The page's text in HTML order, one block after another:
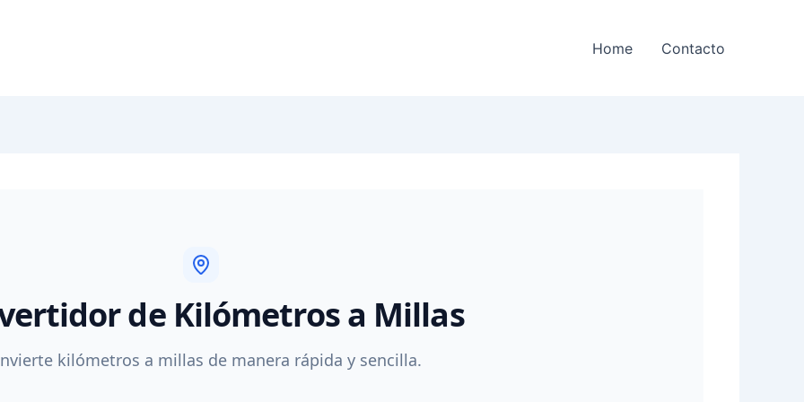
Home Contacto
de Kilómetros a Millas
kilómetros a millas de manera rápida y sencilla.